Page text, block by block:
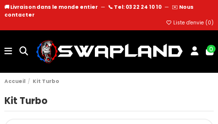
🚚 Livraison dans le monde entier — 📞 Tel: 03 22 24 10 10 — ✉️ Nous
contacter
Liste d'envie (0)
0
Accueil Kit Turbo
Kit Turbo